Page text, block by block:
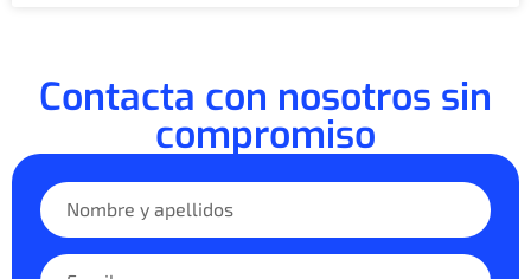
Contacta con nosotros sin
compromiso